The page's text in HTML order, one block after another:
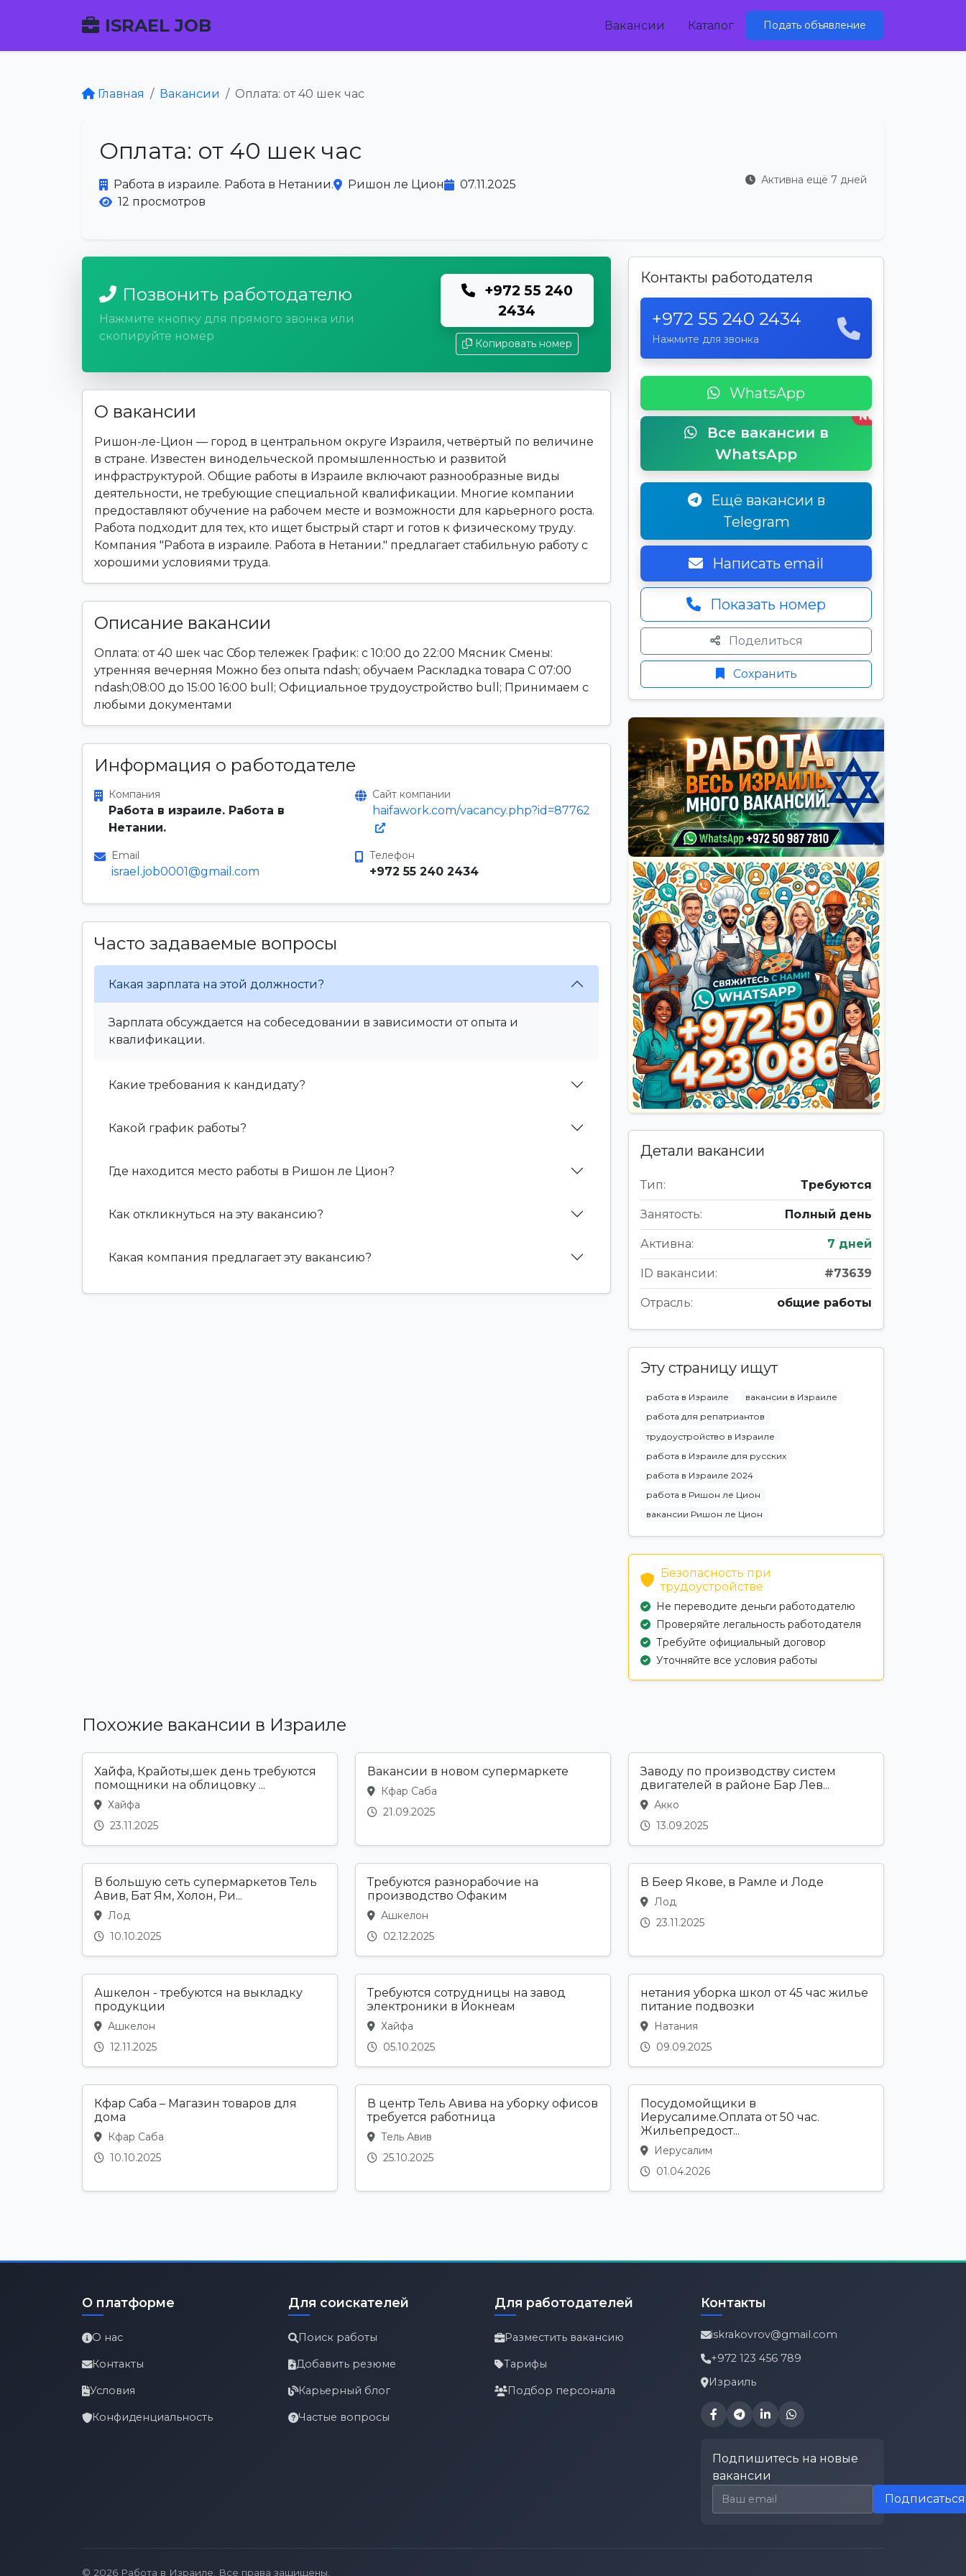
ISRAEL JOB Вакансии Каталог Подать объявление
Главная Вакансии Оплата: от 40 шек час
Оплата: от 40 шек час
Работа в израиле. Работа в Нетании. Ришон ле Цион
07.11.2025
12 просмотров
Активна ещё 7 дней
Позвонить работодателю
Нажмите кнопку для прямого звонка или
скопируйте номер
+972 55 240
2434
Копировать номер
О вакансии
Ришон-ле-Цион — город в центральном округе Израиля, четвёртый по величине
в стране. Известен винодельческой промышленностью и развитой
инфраструктурой. Общие работы в Израиле включают разнообразные виды
деятельности, не требующие специальной квалификации. Многие компании
предоставляют обучение на рабочем месте и возможности для карьерного роста.
Работа подходит для тех, кто ищет быстрый старт и готов к физическому труду.
Компания "Работа в израиле. Работа в Нетании." предлагает стабильную работу с
хорошими условиями труда.
Описание вакансии
Оплата: от 40 шек час Сбор тележек График: с 10:00 до 22:00 Мясник Смены:
утренняя вечерняя Можно без опыта ndash; обучаем Раскладка товара С 07:00
ndash;08:00 до 15:00 16:00 bull; Официальное трудоустройство bull; Принимаем с
любыми документами
Информация о работодателе
Компания
Работа в израиле. Работа в
Нетании.
Сайт компании
haifawork.com/vacancy.php?id=87762
Email
israel.job0001@gmail.com
Телефон
+972 55 240 2434
Часто задаваемые вопросы
Какая зарплата на этой должности?
Зарплата обсуждается на собеседовании в зависимости от опыта и
квалификации.
Какие требования к кандидату?
Какой график работы?
Где находится место работы в Ришон ле Цион?
Как откликнуться на эту вакансию?
Какая компания предлагает эту вакансию?
Контакты работодателя
+972 55 240 2434
Нажмите для звонка
WhatsApp
Все вакансии в
WhatsApp
New
Ещё вакансии в
Telegram
Написать email
Показать номер
Поделиться
Сохранить
Детали вакансии
Тип: Требуются
Занятость: Полный день
Активна: 7 дней
ID вакансии: #73639
Отрасль: общие работы
Эту страницу ищут
работа в Израиле
вакансии в Израиле
работа для репатриантов
трудоустройство в Израиле
работа в Израиле для русских
работа в Израиле 2024
работа в Ришон ле Цион
вакансии Ришон ле Цион
Безопасность при
трудоустройстве
Не переводите деньги работодателю
Проверяйте легальность работодателя
Требуйте официальный договор
Уточняйте все условия работы
Похожие вакансии в Израиле
Хайфа, Крайоты,шек день требуются
помощники на облицовку ...
Хайфа
23.11.2025
Вакансии в новом супермаркете
Кфар Саба
21.09.2025
Заводу по производству систем
двигателей в районе Бар Лев...
Акко
13.09.2025
В большую сеть супермаркетов Тель
Авив, Бат Ям, Холон, Ри...
Лод
10.10.2025
Требуются разнорабочие на
производство Офаким
Ашкелон
02.12.2025
В Беер Якове, в Рамле и Лоде
Лод
23.11.2025
Ашкелон - требуются на выкладку
продукции
Ашкелон
12.11.2025
Требуются сотрудницы на завод
электроники в Йокнеам
Хайфа
05.10.2025
нетания уборка школ от 45 час жилье
питание подвозки
Натания
09.09.2025
Кфар Саба – Магазин товаров для
дома
Кфар Саба
10.10.2025
В центр Тель Авива на уборку офисов
требуется работница
Тель Авив
25.10.2025
Посудомойщики в
Иерусалиме.Оплата от 50 час.
Жильепредост...
Иерусалим
01.04.2026
О платформе
О нас
Контакты
Условия
Конфиденциальность
Для соискателей
Поиск работы
Добавить резюме
Карьерный блог
Частые вопросы
Для работодателей
Разместить вакансию
Тарифы
Подбор персонала
Контакты
iskrakovrov@gmail.com
+972 123 456 789
Израиль
Подпишитесь на новые
вакансии
Email для подписки
Подписаться
© 2026 Работа в Израиле. Все права защищены.